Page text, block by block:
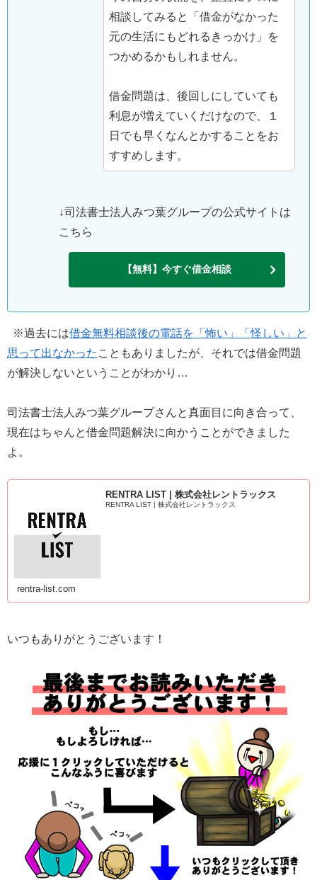
相談してみると「借金がなかった
元の生活にもどれるきっかけ」を
つかめるかもしれません。
借金問題は、後回しにしていても
利息が増えていくだけなので、１
日でも早くなんとかすることをお
すすめします。
↓司法書士法人みつ葉グループの公式サイトは
こちら
【無料】今すぐ借金相談
※過去には借金無料相談後の電話を「怖い」「怪しい」と
思って出なかった こともありましたが、それでは借金問題
が解決しないということがわかり…
司法書士法人みつ葉グループさんと真面目に向き合って、
現在はちゃんと借金問題解決に向かうことができました
よ。
RENTRA LIST | 株式会社レントラックス
RENTRA LIST | 株式会社レントラックス
rentra-list.com
いつもありがとうございます！